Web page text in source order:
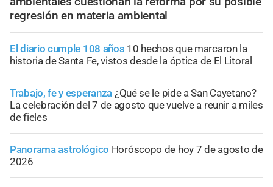
regresión en materia ambiental
El diario cumple 108 años 10 hechos que marcaron la
historia de Santa Fe, vistos desde la óptica de El Litoral
Trabajo, fe y esperanza ¿Qué se le pide a San Cayetano?
La celebración del 7 de agosto que vuelve a reunir a miles
de fieles
Panorama astrológico Horóscopo de hoy 7 de agosto de
2026